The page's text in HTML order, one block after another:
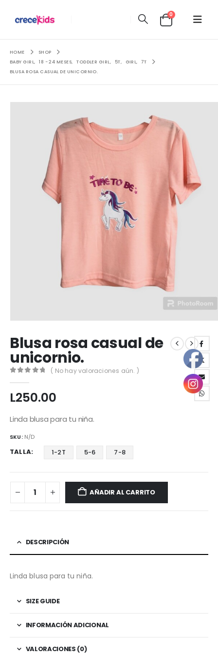
0
HOME
SHOP
BABY GIRL, 18 - 24 MESES, TODDLER GIRL, 5T, GIRL,
7T
BLUSA ROSA CASUAL DE UNICORNIO.
Blusa rosa casual de
unicornio.
( No hay valoraciones aún. )
L250.00
Linda blusa para tu niña.
SKU: N/D
TALLA 1-2T 5-6 7-8
AÑADIR AL CARRITO
DESCRIPCIÓN
Linda blusa para tu niña.
SIZE GUIDE
INFORMACIÓN ADICIONAL
VALORACIONES (0)